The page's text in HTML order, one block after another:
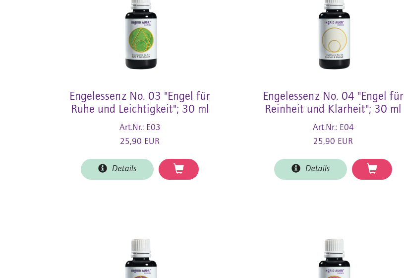
Engelessenz No. 03 "Engel für
Ruhe und Leichtigkeit"; 30 ml
Art.Nr.: E03
25,90 EUR
Details
Engelessenz No. 04 "Engel für
Reinheit und Klarheit"; 30 ml
Art.Nr.: E04
25,90 EUR
Details